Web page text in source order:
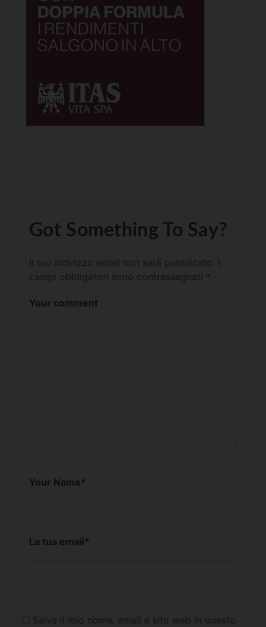
Got Something To Say?
Il tuo indirizzo email non sarà pubblicato.
campi obbligatori sono contrassegnati *
Your comment
Your Name*
La tua email*
Salva il mio nome, email e sito web in questo